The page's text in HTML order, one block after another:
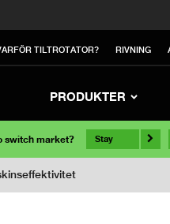
TILTROTATOR? RIVNING
PRODUKTER
switch market? Stay